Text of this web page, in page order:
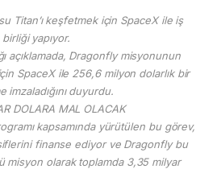
Titan’ı keşfetmek için SpaceX ile iş
birliği yapıyor.
açıklamada, Dragonfly misyonunun
için SpaceX ile 256,6 milyon dolarlık bir
imzaladığını duyurdu.
DOLARA MAL OLACAK
kapsamında yürütülen bu görev,
finanse ediyor ve Dragonfly bu
misyon olarak toplamda 3,35 milyar